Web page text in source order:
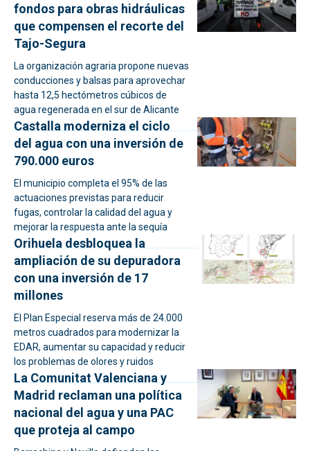
fondos para obras hidráulicas
que compensen el recorte del
Tajo-Segura
La organización agraria propone nuevas
conducciones y balsas para aprovechar
hasta 12,5 hectómetros cúbicos de
agua regenerada en el sur de Alicante
Castalla moderniza el ciclo
del agua con una inversión de
790.000 euros
El municipio completa el 95% de las
actuaciones previstas para reducir
fugas, controlar la calidad del agua y
mejorar la respuesta ante la sequía
Orihuela desbloquea la
ampliación de su depuradora
con una inversión de 17
millones
El Plan Especial reserva más de 24.000
metros cuadrados para modernizar la
EDAR, aumentar su capacidad y reducir
los problemas de olores y ruidos
La Comunitat Valenciana y
Madrid reclaman una política
nacional del agua y una PAC
que proteja al campo